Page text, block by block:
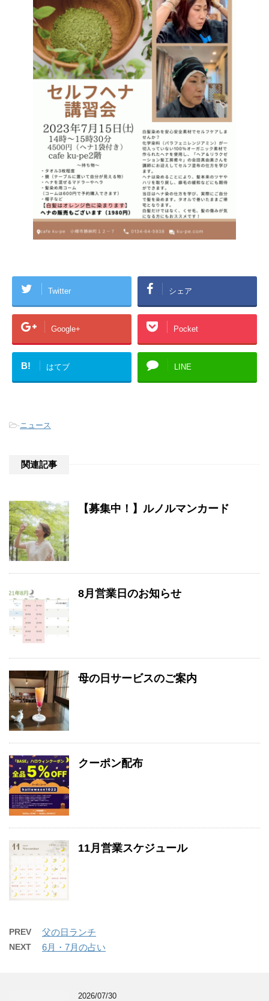
Twitter シェア
Google+ Pocket
B! はてブ LINE
-ニュース
関連記事
【募集中！】ルノルマンカード
8月営業日のお知らせ
母の日サービスのご案内
クーポン配布
11月営業スケジュール
PREV 父の日ランチ
NEXT 6月・7月の占い
2026/07/30